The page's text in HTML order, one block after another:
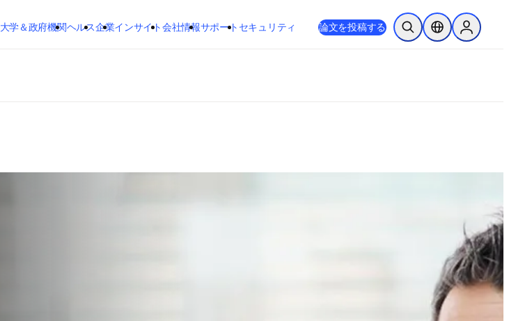
メインのコンテンツにスキップする
大学＆政府機関ヘルス企業インサイト会社情報サポート 新しいタブ／ウィンドウで開く
opens in new tab/window
セキュリティ 論文を投稿する 検索を開くロケーションセ
Sign in to